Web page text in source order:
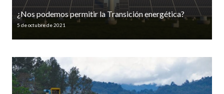
¿Nos podemos permitir la Transición energética?
5 de octubre de 2021